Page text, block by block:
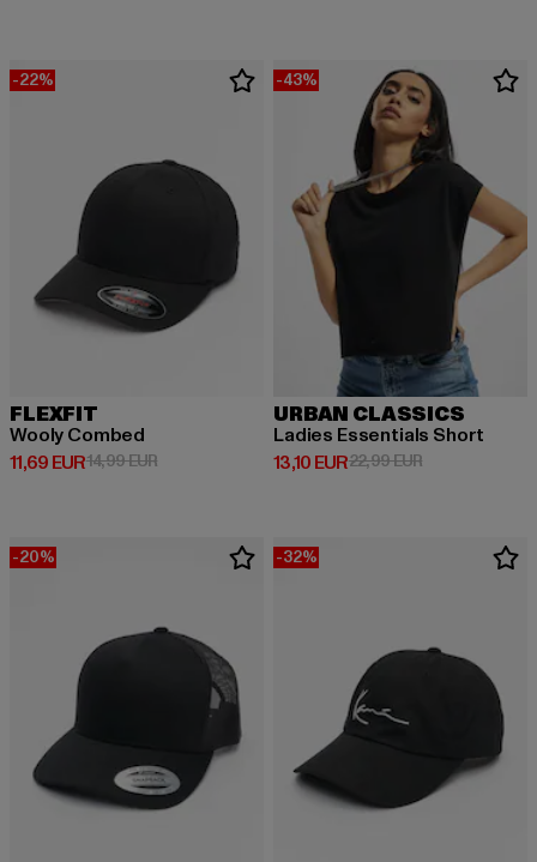
-22%
FLEXFIT
Wooly Combed
11,69 EUR
Derzeitiger Preis: 11,69 EUR
14,99 EURAktionspreis: 14,99 EUR
-43%
URBAN CLASSICS
Ladies Essentials Short
13,10 EUR
Derzeitiger Preis: 13,10 EUR
22,99 EURAktionspreis:
-20% -32%